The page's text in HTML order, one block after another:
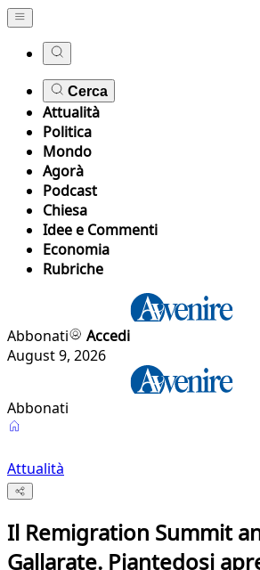
Cerca
Attualità
Politica
Mondo
Agorà
Podcast
Chiesa
Idee e Commenti
Economia
Rubriche
Abbonati
Accedi
August 9, 2026
Abbonati
Attualità
Il Remigration Summit
Gallarate. Piantedosi